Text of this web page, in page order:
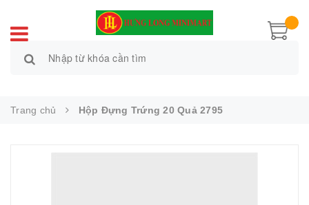
Trang chủ Hộp Đựng Trứng 20 Quả 2795